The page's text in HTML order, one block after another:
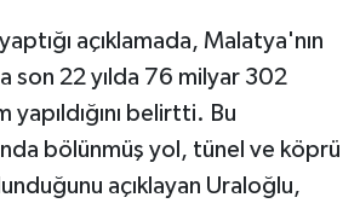
açıklamada, Malatya'nın
son 22 yılda 76 milyar 302
yapıldığını belirtti. Bu
bölünmüş yol, tünel ve köprü
açıklayan Uraloğlu,